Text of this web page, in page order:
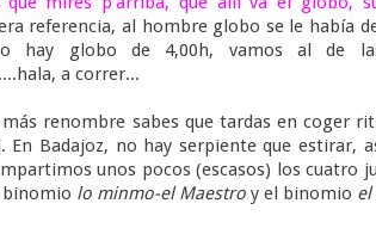
referencia, al hombre globo se le había
hay globo de 4,00h, vamos al de
a correr...
renombre sabes que tardas en coger
En Badajoz, no hay serpiente que estirar,
unos pocos (escasos) los cuatro
binomio lo minmo-el Maestro y el binomio el